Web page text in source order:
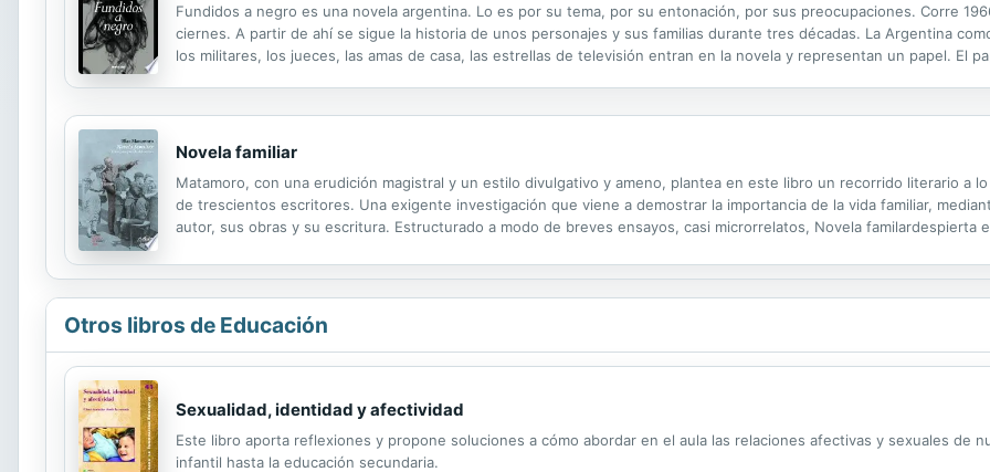
Fundidos a negro es una novela argentina. Lo es por su tema, por su entonación, por sus preocupaciones. Corre
ciernes. A partir de ahí se sigue la historia de unos personajes y sus familias durante tres décadas. La Argentina
los militares, los jueces, las amas de casa, las estrellas de televisión entran en la novela y representan un papel. El
Novela familiar
Matamoro, con una erudición magistral y un estilo divulgativo y ameno, plantea en este libro un recorrido literario a
de trescientos escritores. Una exigente investigación que viene a demostrar la importancia de la vida familiar,
autor, sus obras y su escritura. Estructurado a modo de breves ensayos, casi microrrelatos, Novela familardespierta
Otros libros de Educación
Sexualidad, identidad y afectividad
Este libro aporta reflexiones y propone soluciones a cómo abordar en el aula las relaciones afectivas y sexuales de
infantil hasta la educación secundaria.